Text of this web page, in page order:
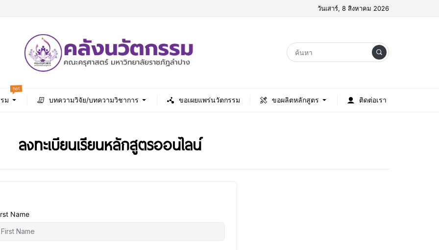
วันเสาร์, 8 สิงหาคม 2026
ม
hot
บทความวิจัย/บทความวิชาการ ขอเผยแพร่นวัตกรรม ขอผลิตหลักสูตร ติดต่อเรา
ลงทะเบียนเรียนหลักสูตรออนไลน์
Name